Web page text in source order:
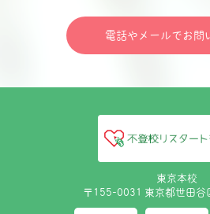
電話やメールでお問
東京本校
〒155-0031 東京都世田